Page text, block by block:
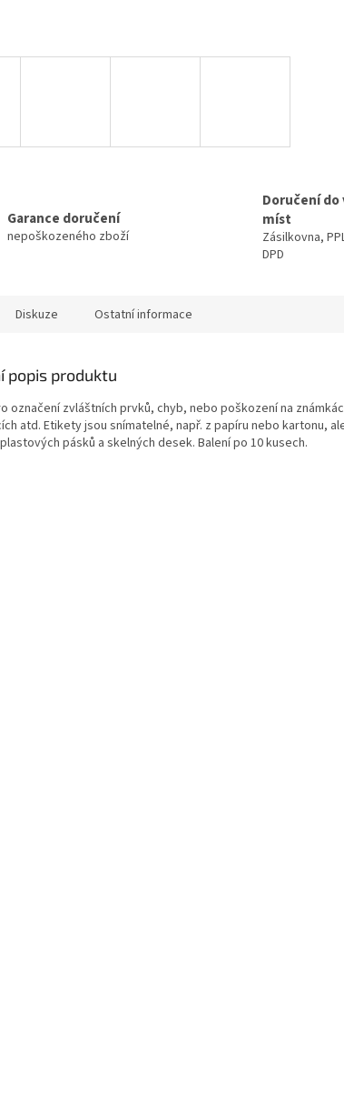
Garance doručení
nepoškozeného zboží
Doručení
míst
Zásilkovna,
DPD
Diskuze Ostatní informace
popis produktu
označení zvláštních prvků, chyb, nebo poškození na
atd. Etikety jsou snímatelné, např. z papíru nebo kartonu,
pásků a skelných desek. Balení po 10 kusech.